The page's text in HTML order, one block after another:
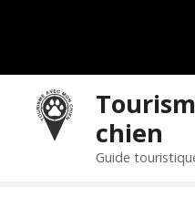
chien
Guide